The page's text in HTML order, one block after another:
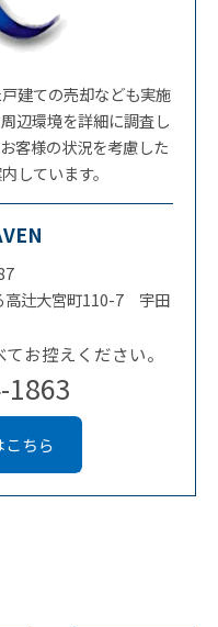
建ての売却なども実施
辺環境を詳細に調査し
客様の状況を考慮した
しています。
高辻大宮町110-7 宇田
お控えください。
1863
ちら